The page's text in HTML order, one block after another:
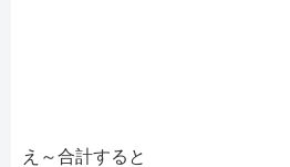
え～合計すると